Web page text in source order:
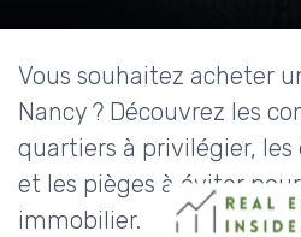
Vous souhaitez acheter
Nancy ? Découvrez les
quartiers à privilégier, les
et les pièges à éviter
immobilier.